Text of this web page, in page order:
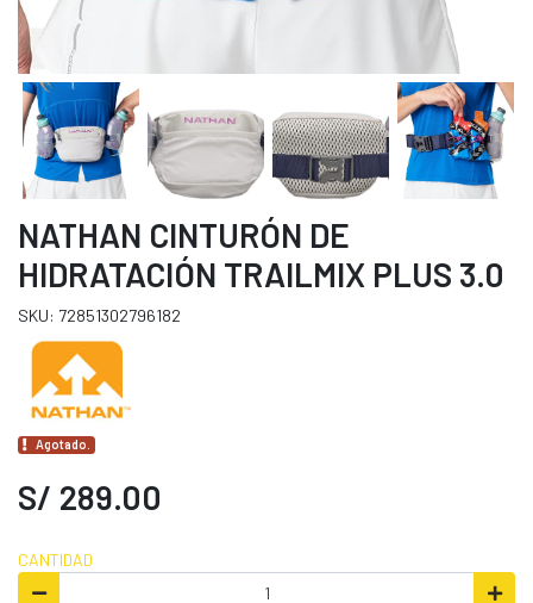
NATHAN CINTURÓN DE
HIDRATACIÓN TRAILMIX PLUS 3.0
SKU: 72851302796182
Agotado.
S/ 289.00
CANTIDAD